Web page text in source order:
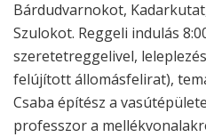
Bárdudvarnokot,
Szulokot. Reggeli indulás
szeretetreggelivel,
felújított állomásfelirat),
Csaba építész a
professzor a